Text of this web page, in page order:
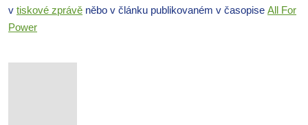
v tiskové zprávě něbo v článku publikovaném v časopise All For
Power